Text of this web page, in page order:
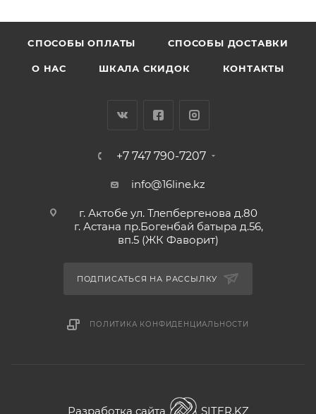
CПОСОБЫ ОПЛАТЫ СПОСОБЫ ДОСТАВКИ
О НАС ШКАЛА СКИДОК КОНТАКТЫ
+7 747 790-7207
info@16line.kz
г. Актобе ул. Тлепбергенова д.80
г. Астана пр.Богенбай батыра д.56,
вп.5 (ЖК Фаворит)
ПОДПИСАТЬСЯ НА РАССЫЛКУ
ПОЛИТИКА КОНФИДЕНЦИАЛЬНОСТИ
Разработка сайта SITER.KZ